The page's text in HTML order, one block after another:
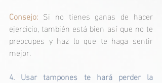
Consejo: Si no tienes ganas de hacer
ejercicio, también está bien así que no te
preocupes y haz lo que te haga sentir
mejor.
4. Usar tampones te hará perder la